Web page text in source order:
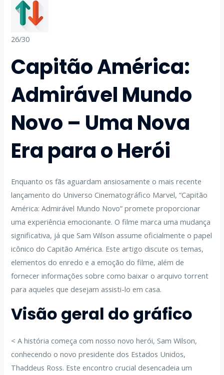
26/30
Capitão América:
Admirável Mundo
Novo – Uma Nova
Era para o Herói
Enquanto os fãs aguardam ansiosamente o mais recente
lançamento do Universo Cinematográfico Marvel, “Capitão
América: Admirável Mundo Novo” promete proporcionar
uma experiência emocionante. O filme marca uma mudança
significativa, já que Sam Wilson assume oficialmente o papel
icônico do Capitão América. Este artigo discute os temas,
elementos do enredo e a emoção do filme, além de
fornecer informações sobre como baixar o arquivo torrent
para aqueles que desejam assisti-lo em casa.
Visão geral do gráfico
< A história começa com nosso novo herói, Sam Wilson,
conhecendo o novo presidente dos Estados Unidos,
Thaddeus Ross. Este encontro crucial desencadeia um